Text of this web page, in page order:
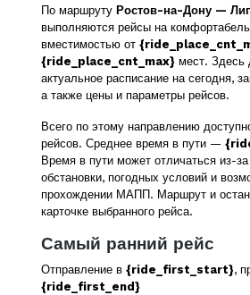
По маршруту Ростов-на-Дону —
выполняются рейсы на
вместимостью от
{ride_place_cnt_max} мест. Здесь
актуальное расписание на сегодня,
а также цены и параметры рейсов.
Всего по этому направлению
рейсов. Среднее время в пути —
Время в пути может отличаться из-
обстановки, погодных условий и
прохождении МАПП. Маршрут и
карточке выбранного рейса.
Самый ранний рейс
Отправление в {ride_first_start},
{ride_first_end}